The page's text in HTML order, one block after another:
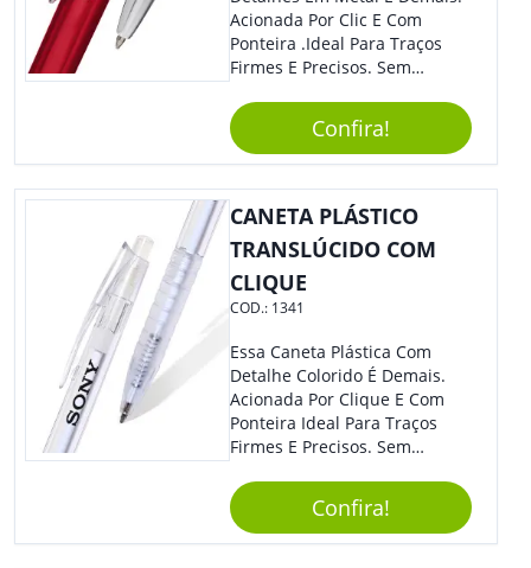
Acionada Por Clic E Com
Ponteira .Ideal Para Traços
Firmes E Precisos. Sem
Brinde Para Representar Sua
Marca.
Confira!
CANETA PLÁSTICO
TRANSLÚCIDO COM
CLIQUE
COD.: 1341
Essa Caneta Plástica Com
Detalhe Colorido É Demais.
Acionada Por Clique E Com
Ponteira Ideal Para Traços
Firmes E Precisos. Sem
Brinde Para Representar Sua
Marca. Dimensões: 1.6 Cm X
14 Cm X 1.6 Cm
Confira!